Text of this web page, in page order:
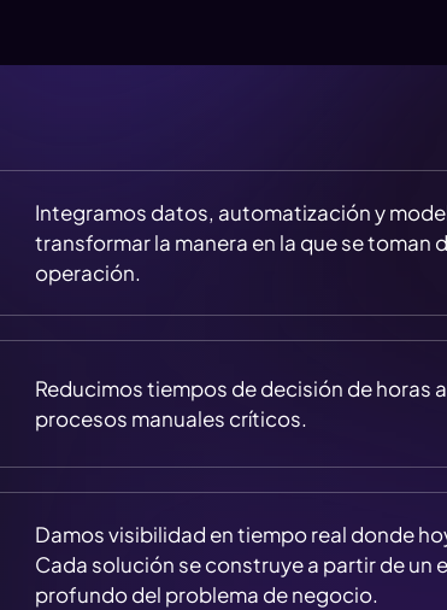
Integramos datos, automatización y
transformar la manera en la que se toman
operación.
Reducimos tiempos de decisión de horas
procesos manuales críticos.
Damos visibilidad en tiempo real donde
Cada solución se construye a partir de un
profundo del problema de negocio.